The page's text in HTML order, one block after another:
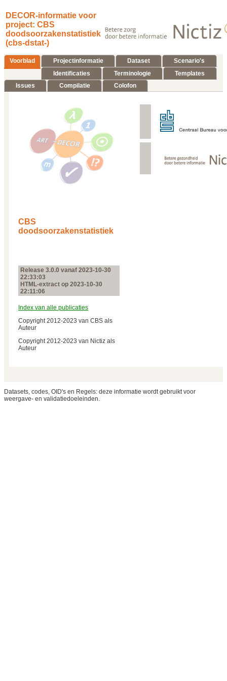
DECOR-informatie voor
project: CBS
doodsoorzakenstatistiek
(cbs-dstat-)
Voorblad Projectinformatie Dataset
Scenario's
Identificaties
Terminologie
Templates
Issues
Compilatie Colofon
CBS
doodsoorzakenstatistiek
Release 3.0.0 vanaf 2023‑10‑30
22:33:03
HTML-extract op 2023‑10‑30
22:11:06
Index van alle publicaties
Copyright 2012-2023 van CBS als
Auteur
Copyright 2012-2023 van Nictiz als
Auteur
Datasets, codes, OID's en Regels: deze informatie wordt gebruikt voor
weergave- en validatiedoeleinden.